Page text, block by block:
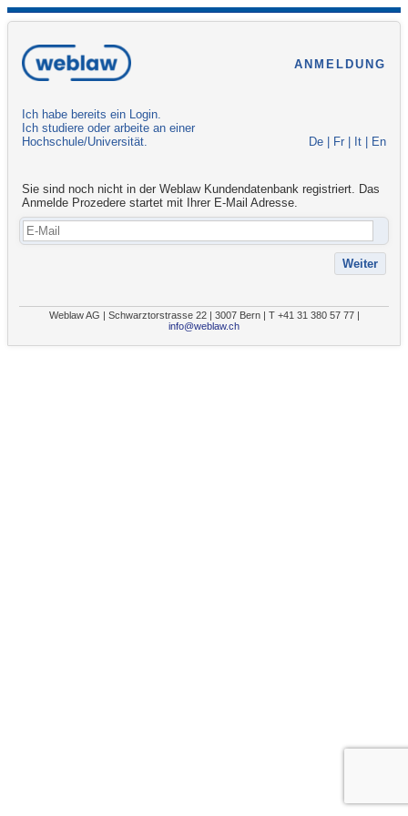
ANMELDUNG
Ich habe bereits ein Login.
Ich studiere oder arbeite an einer
Hochschule/Universität.
De Fr It En
Sie sind noch nicht in der Weblaw Kundendatenbank registriert. Das
Anmelde Prozedere startet mit Ihrer E-Mail Adresse.
Weblaw AG | Schwarztorstrasse 22 | 3007 Bern | T +41 31 380 57 77 |
info@weblaw.ch